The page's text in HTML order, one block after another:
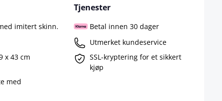
imitert skinn.
x 43 cm
med
Tjenester
Betal innen 30 dager
Utmerket kundeservice
SSL-kryptering for et sikkert
kjøp